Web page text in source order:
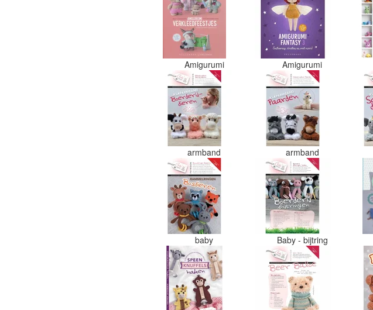
Amigurumi Amigurumi
armband armband
baby Baby - bijtring